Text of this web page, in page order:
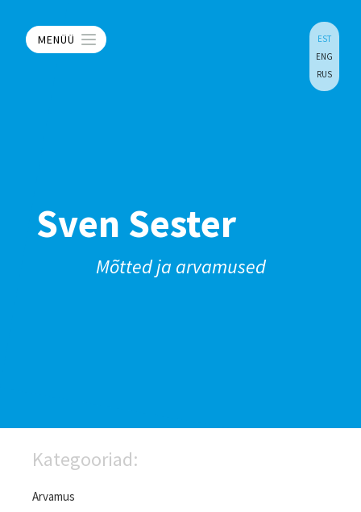
MENÜÜ
EST
ENG
RUS
Sven Sester
Mõtted ja arvamused
Kategooriad:
Arvamus